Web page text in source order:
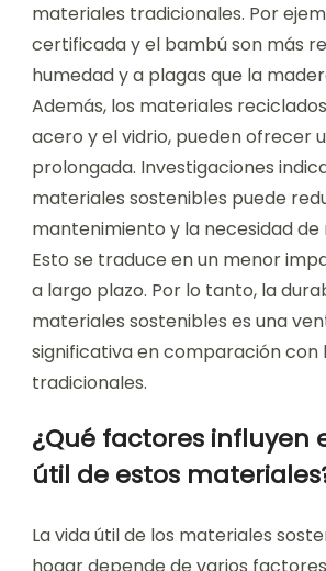
materiales tradicionales. Por
certificada y el bambú son más
humedad y a plagas que la
Además, los materiales
acero y el vidrio, pueden ofrecer
prolongada. Investigaciones
materiales sostenibles puede
mantenimiento y la necesidad de
Esto se traduce en un menor
a largo plazo. Por lo tanto, la
materiales sostenibles es una
significativa en comparación con
tradicionales.
¿Qué factores influyen
útil de estos
La vida útil de los materiales